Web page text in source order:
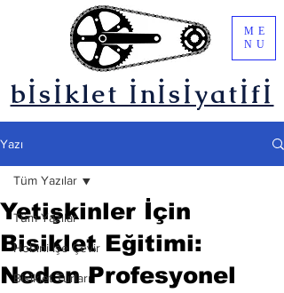
bİsİklet İnİsİyatİfİ
ME
NU
Yazı
Tüm Yazılar
Hobini İşe Çevir
Bisiklet Turları
Tüm Yazılar
Yetişkinler İçin
Bisiklet Eğitimi:
Neden Profesyonel